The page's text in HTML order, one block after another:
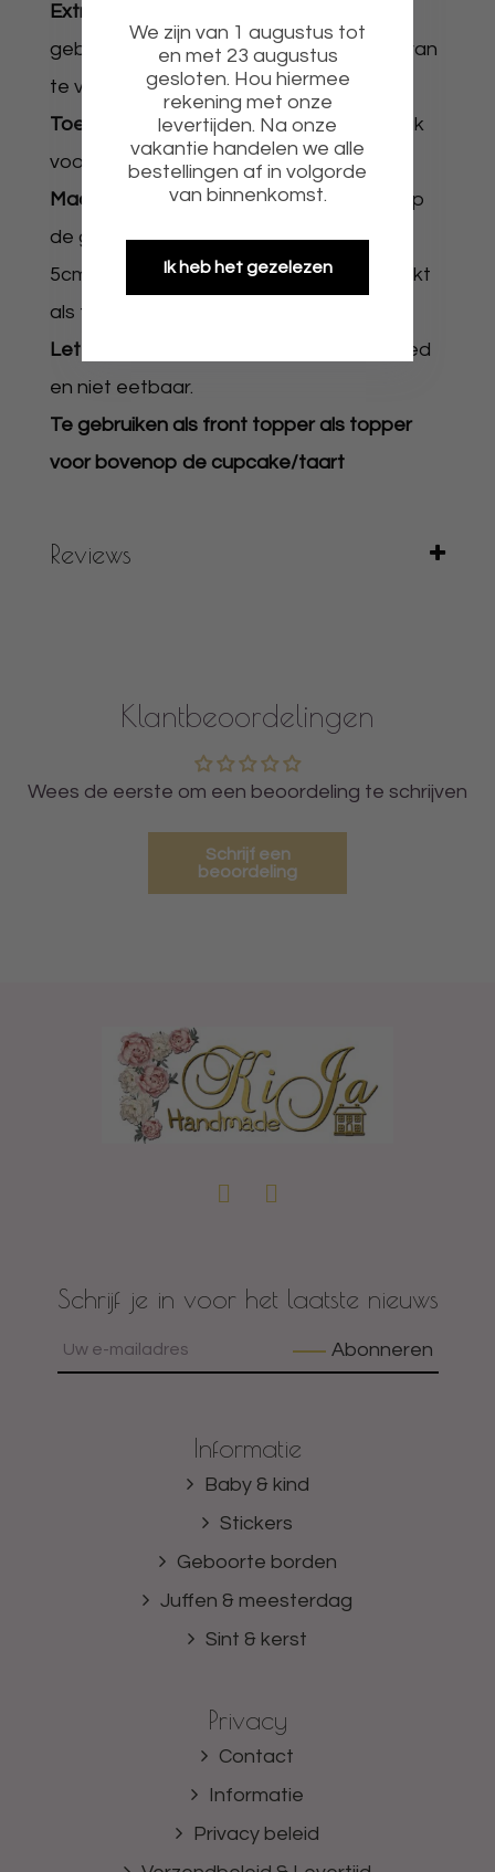
Extra:
gebruik de acryl toppers raden we aan van
te voren met de hand af te wassen.
Toepassing:Te gebruiken op al uw gebak
voor leuke decoratie.
Maat:
Is geheel naar wens en brekend op
de grootste zijde. Cupcake formaat is 4-
5cm of 6-7cm daarboven is meer geschikt
als front topper.
Let op:
De producten zijn geen speelgoed
en niet eetbaar.
Te gebruiken als front topper als topper
voor bovenop de cupcake/taart
Reviews
Klantbeoordelingen
Wees de eerste om een beoordeling te schrijven
Schrijf een
beoordeling
Schrijf je in voor het laatste nieuws
Abonneren
Informatie
Baby & kind
Stickers
Geboorte borden
Juffen & meesterdag
Sint & kerst
Privacy
Contact
Informatie
Privacy beleid
We zijn van 1 augustus tot
en met 23 augustus
gesloten. Hou hiermee
rekening met onze
levertijden. Na onze
vakantie handelen we alle
bestellingen af in volgorde
van binnenkomst.
Ik heb het gezelezen